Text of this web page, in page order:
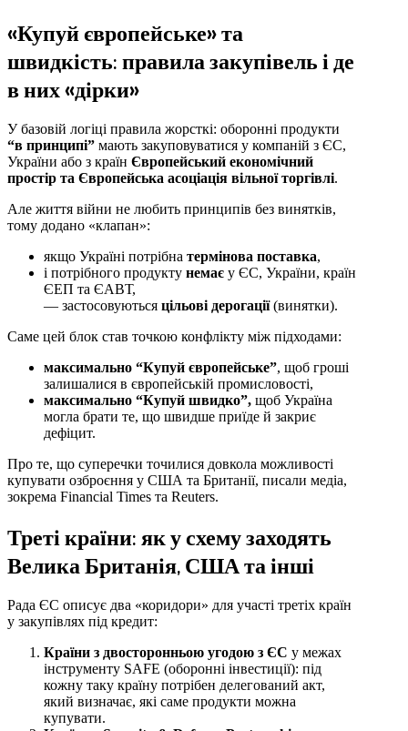
«Купуй європейське» та
швидкість: правила закупівель і де
в них «дірки»
У базовій логіці правила жорсткі: оборонні продукти
“в принципі” мають закуповуватися у компаній з ЄС,
України або з країн Європейський економічний
простір та Європейська асоціація вільної торгівлі.
Але життя війни не любить принципів без винятків,
тому додано «клапан»:
якщо Україні потрібна термінова поставка,
і потрібного продукту немає у ЄС, України, країн
ЄЕП та ЄАВТ,
— застосовуються цільові дерогації(винятки).
Саме цей блок став точкою конфлікту між підходами:
максимально “Купуй європейське”, щоб гроші
залишалися в європейській промисловості,
максимально “Купуй швидко”, щоб Україна
могла брати те, що швидше приїде й закриє
дефіцит.
Про те, що суперечки точилися довкола можливості
купувати озброєння у США та Британії, писали медіа,
зокрема Financial Times та Reuters.
Треті країни: як у схему заходять
Велика Британія, США та інші
Рада ЄС описує два «коридори» для участі третіх країн
у закупівлях під кредит:
Країни з двосторонньою угодою з ЄС у межах
інструменту SAFE (оборонні інвестиції): під
кожну таку країну потрібен делегований акт,
який визначає, які саме продукти можна
купувати.